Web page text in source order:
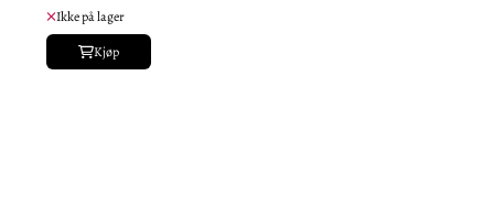
Ikke på lager
Kjøp